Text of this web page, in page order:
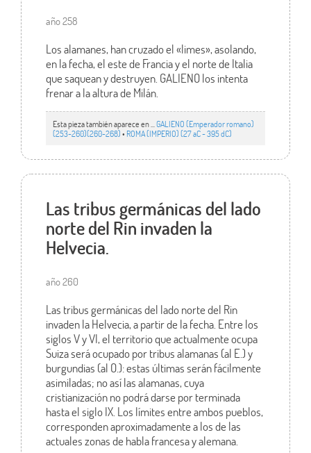
año 258
Los alamanes, han cruzado el «limes», asolando,
en la fecha, el este de Francia y el norte de Italia
que saquean y destruyen. GALIENO los intenta
frenar a la altura de Milán.
Esta pieza también aparece en ... GALIENO (Emperador romano)
(253-260)(260-268)• ROMA (IMPERIO) (27 aC - 395 dC)
Las tribus germánicas del lado
norte del Rin invaden la
Helvecia.
año 260
Las tribus germánicas del lado norte del Rin
invaden la Helvecia, a partir de la fecha. Entre los
siglos V y VI, el territorio que actualmente ocupa
Suiza será ocupado por tribus alamanas (al E.) y
burgundias (al O.): estas últimas serán fácilmente
asimiladas; no así las alamanas, cuya
cristianización no podrá darse por terminada
hasta el siglo IX. Los límites entre ambos pueblos,
corresponden aproximadamente a los de las
actuales zonas de habla francesa y alemana.